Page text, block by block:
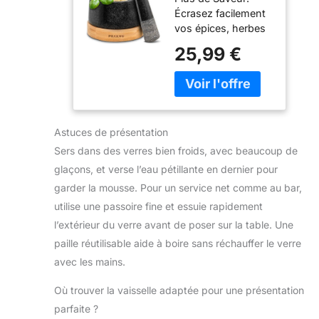
table. Vous pouvez
l'utiliser dans la
cuisine pour filtrer
ou égoutter les
aliments.
【Utilisations
multiples】: vous
pouvez utiliser le
thé, ce qui est très
approprié pour les
débutants et les
Vous pouvez faire
de délicieux
cocktails, thé ou
votre famille.
qualité supérieure,
votre mortier
WALDWERK reste
parfaitement en
place pendant le
broyage. Finis les
dégâts, place au
plaisir du broyage !
broyage aussi
simple et agréable
que possible. Celui-
ci garantit que votre
main ne heurte pas
le bord du mortier.
🌿 100% NATUREL -
et dures roches du
Épices Herbes
Écrasez facilement
vos épices, herbes
pour des saveurs
plus riches dans
vos pestos, pâtes
du granit permet de
broyer aussi bien
les épices tendres
que dures pour
obtenir une
consistance
aromatique et
extra-long offre
25,99 €
Astuces de présentation
Sers dans des verres bien froids, avec beaucoup de
glaçons, et verse l’eau pétillante en dernier pour
garder la mousse. Pour un service net comme au bar,
utilise une passoire fine et essuie rapidement
l’extérieur du verre avant de poser sur la table. Une
paille réutilisable aide à boire sans réchauffer le verre
avec les mains.
Où trouver la vaisselle adaptée pour une présentation
parfaite ?